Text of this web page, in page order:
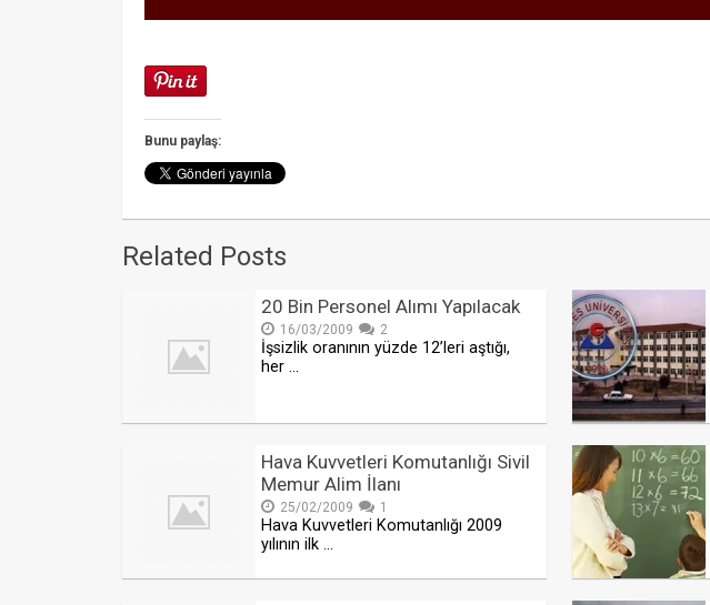
Bunu paylaş:
Related Posts
20 Bin Personel Alımı Yapılacak
16/03/2009 2
İşsizlik oranının yüzde 12’leri aştığı,
her …
Hava Kuvvetleri Komutanlığı Sivil
Memur Alim İlanı
25/02/2009 1
Hava Kuvvetleri Komutanlığı 2009
yılının ilk …